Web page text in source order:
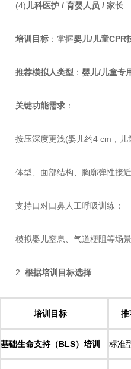
(4)​ ​儿科医护 / 育婴人员 / 家长​
​培训目标​ ​：掌握​婴儿/儿童CPR
​推荐模拟人类型​ ​：​ 婴儿/儿童专
​关键功能需求​ ​：
按压深度更浅(婴儿约4 cm，儿
体型、面部结构、胸廓弹性接近
支持口对口鼻人工呼吸训练；
模拟婴儿窒息、气道梗阻等场景
2. ​ ​根据培训目标选择​
培训目标 推
​基础生命支持（BLS）培训​ 标准